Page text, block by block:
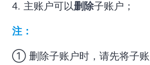
4. 主账户可以删除子账户；
注：
① 删除子账户时，请先将子